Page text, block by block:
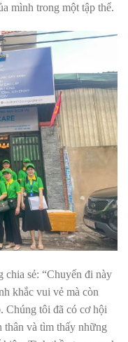
mình trong một tập thể.
chia sẻ: “Chuyến đi này
khắc vui vẻ mà còn
Chúng tôi đã có cơ hội
thân và tìm thấy những